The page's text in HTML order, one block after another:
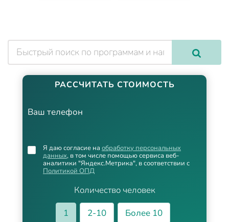
РАССЧИТАТЬ СТОИМОСТЬ
Ваш телефон
Количество человек
1
2-10
Более 10
Я даю согласие на обработку персональных
данных, в том числе помощью сервиса веб-
аналитики "Яндекс.Метрика", в соответствии с
Политикой ОПД